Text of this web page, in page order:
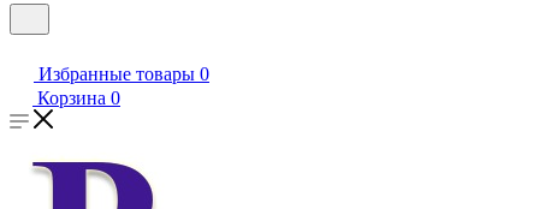
Избранные товары 0
Корзина 0